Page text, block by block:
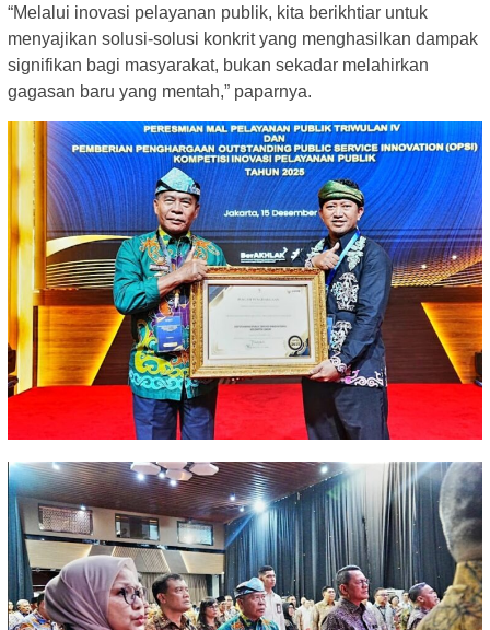
“Melalui inovasi pelayanan publik, kita berikhtiar untuk
menyajikan solusi-solusi konkrit yang menghasilkan dampak
signifikan bagi masyarakat, bukan sekadar melahirkan
gagasan baru yang mentah,” paparnya.